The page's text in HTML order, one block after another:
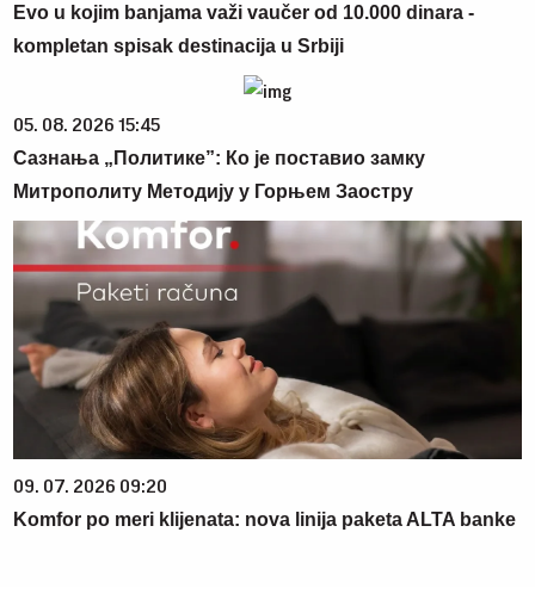
Evo u kojim banjama važi vaučer od 10.000 dinara -
kompletan spisak destinacija u Srbiji
05. 08. 2026 15:45
Сазнања „Политике”: Ко је поставио замку
Митрополиту Методију у Горњем Заостру
09. 07. 2026 09:20
Komfor po meri klijenata: nova linija paketa ALTA banke